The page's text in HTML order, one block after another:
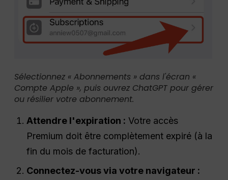
Sélectionnez « Abonnements » dans l'écran «
Compte Apple », puis ouvrez ChatGPT pour gérer
ou résilier votre abonnement.
Attendre l'expiration : Votre accès
Premium doit être complètement expiré (à la
fin du mois de facturation).
Connectez-vous via votre navigateur :